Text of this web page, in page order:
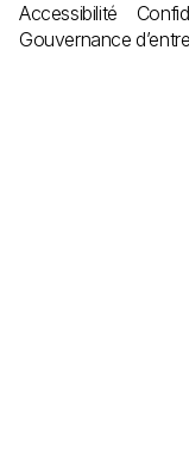
Accessibilité
Gouvernance